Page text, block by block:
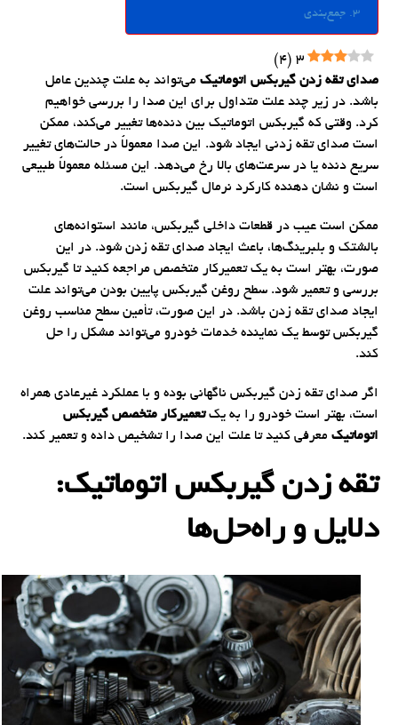
جمع‌بندی
3
(
4
)
صدای تقه زدن گیربکس اتوماتیک می‌تواند به علت چندین عامل
باشد. در زیر چند علت متداول برای این صدا را بررسی خواهیم
کرد. وقتی که گیربکس اتوماتیک بین دنده‌ها تغییر می‌کند، ممکن
است صدای تقه زدنی ایجاد شود. این صدا معمولاً در حالت‌های تغییر
سریع دنده یا در سرعت‌های بالا رخ می‌دهد. این مسئله معمولاً طبیعی
است و نشان دهنده کارکرد نرمال گیربکس است.
ممکن است عیب در قطعات داخلی گیربکس، مانند استوانه‌های
بالشتک و بلبرینگ‌ها، باعث ایجاد صدای تقه زدن شود. در این
صورت، بهتر است به یک تعمیرکار متخصص مراجعه کنید تا گیربکس
بررسی و تعمیر شود. سطح روغن گیربکس پایین بودن می‌تواند علت
ایجاد صدای تقه زدن باشد. در این صورت، تأمین سطح مناسب روغن
گیربکس توسط یک نماینده خدمات خودرو می‌تواند مشکل را حل
کند.
اگر صدای تقه زدن گیربکس ناگهانی بوده و با عملکرد غیرعادی همراه
است، بهتر است خودرو را به یکتعمیرکار متخصص گیربکس
اتوماتیک معرفی کنید تا علت این صدا را تشخیص داده و تعمیر کند.
تقه زدن گیربکس اتوماتیک:
دلایل و راه‌حل‌ها